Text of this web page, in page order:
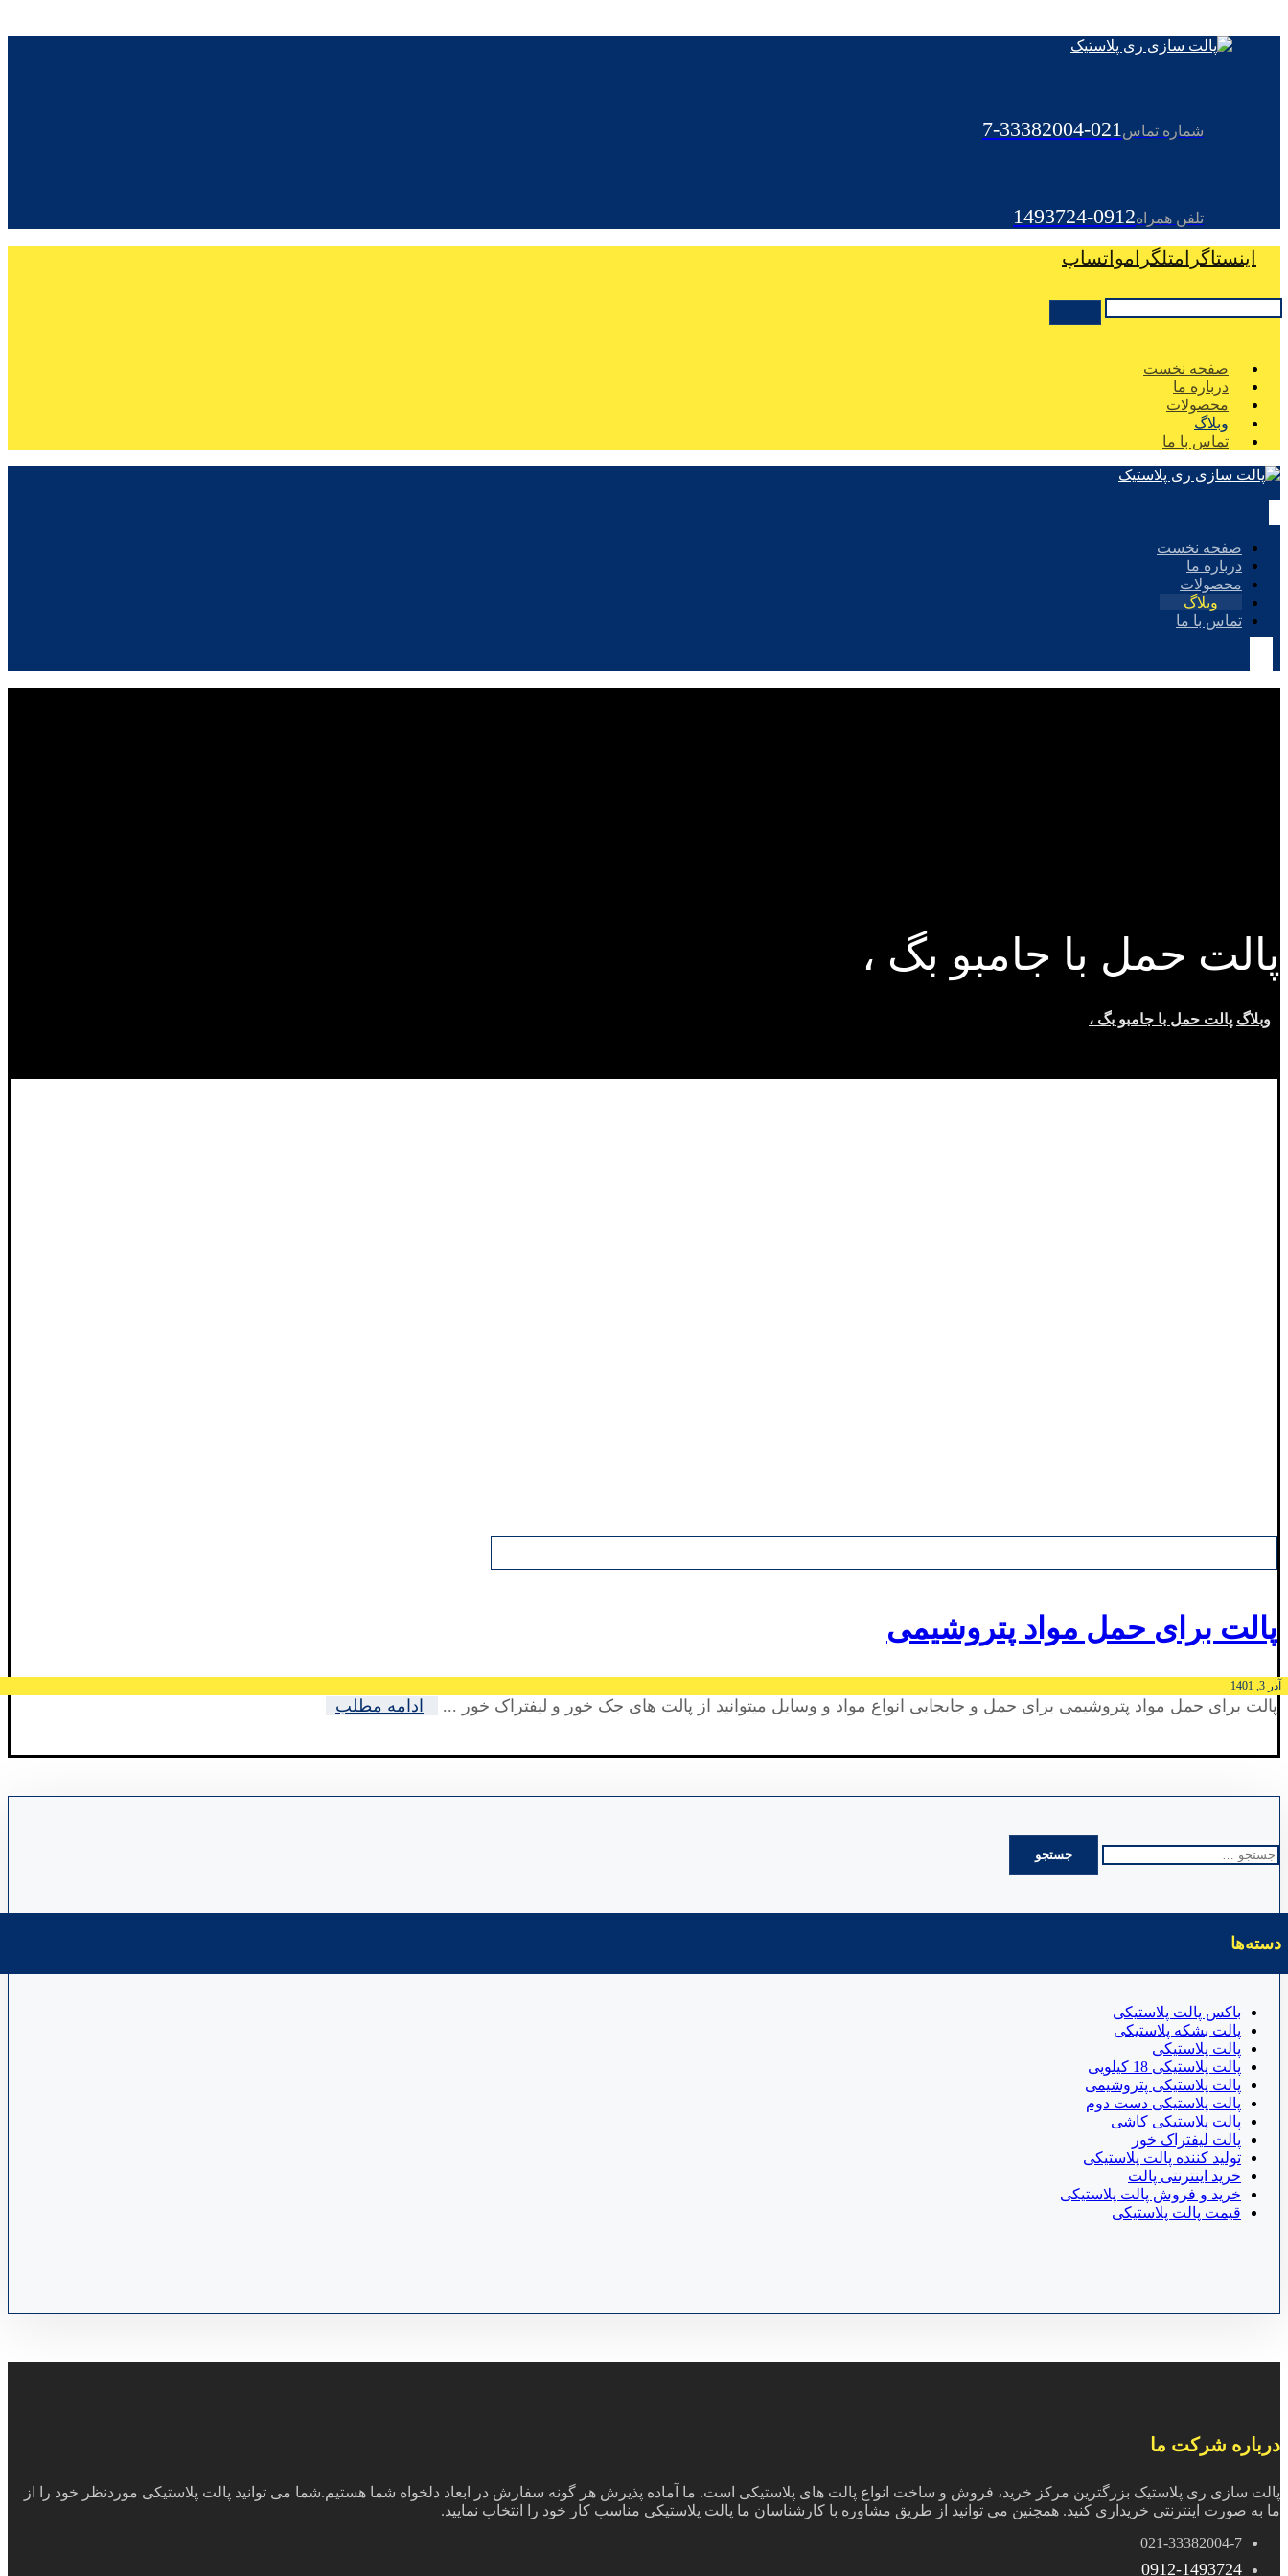
شماره تماس021-33382004-7
تلفن همراه0912-1493724
اینستاگرامتلگرامواتساپ
صفحه نخست
درباره ما
محصولات
وبلاگ
تماس با ما
صفحه نخست
درباره ما
محصولات
وبلاگ
تماس با ما
پالت حمل با جامبو بگ ،
وبلاگ پالت حمل با جامبو بگ ،
پالت برای حمل مواد پتروشیمی
آذر 3, 1401
پالت برای حمل مواد پتروشیمی برای حمل و جابجایی انواع مواد و وسایل میتوانید از پالت های جک خور و لیفتراک خور ... ادامه مطلب
جستجو
برای:
دسته‌ها
باکس پالت پلاستیکی
پالت بشکه پلاستیکی
پالت پلاستیکی
پالت پلاستیکی 18 کیلویی
پالت پلاستیکی پتروشیمی
پالت پلاستیکی دست دوم
پالت پلاستیکی کاشی
پالت لیفتراک خور
تولید کننده پالت پلاستیکی
خرید اینترنتی پالت
خرید و فروش پالت پلاستیکی
قیمت پالت پلاستیکی
درباره شرکت ما
پالت سازی ری پلاستیک بزرگترین مرکز خرید، فروش و ساخت انواع پالت های پلاستیکی است. ما آماده پذیرش هر گونه سفارش در ابعاد دلخواه شما هستیم.شما می توانید پالت پلاستیکی موردنظر خود را از
ما به صورت اینترنتی خریداری کنید. همچنین می توانید از طریق مشاوره با کارشناسان ما پالت پلاستیکی مناسب کار خود را انتخاب نمایید.
021-33382004-7
0912-1493724